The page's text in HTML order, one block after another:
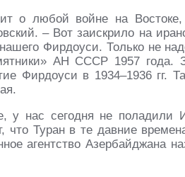
о любой войне на
– Вот заискрило на
Фирдоуси. Только не
АН СССР 1957 года.
Фирдоуси в 1934–1936 гг.
у нас сегодня не поладили
что Туран в те давние
агентство Азербайджана